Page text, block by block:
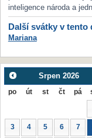
inteligence národa a
Další svátky v tento
Mariana
Srpen 2026
po út st čt pá
3 4 5 6 7